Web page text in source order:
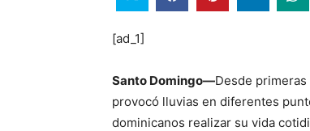
[ad_1]
Santo Domingo—Desde primeras
provocó lluvias en diferentes
dominicanos realizar su vida